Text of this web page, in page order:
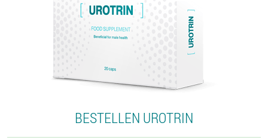
BESTELLEN UROTRIN